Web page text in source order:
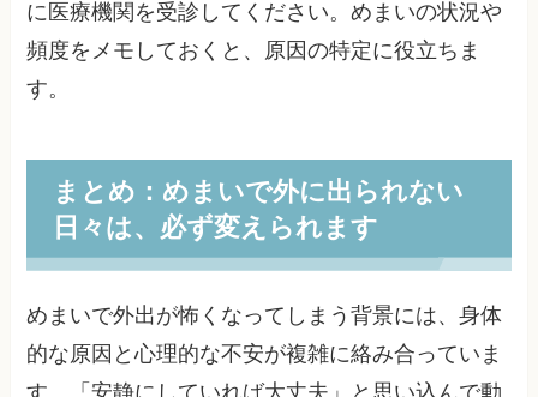
に医療機関を受診してください。めまいの状況や
頻度をメモしておくと、原因の特定に役立ちま
す。
まとめ：めまいで外に出られない
日々は、必ず変えられます
めまいで外出が怖くなってしまう背景には、身体
的な原因と心理的な不安が複雑に絡み合っていま
す。「安静にしていれば大丈夫」と思い込んで動